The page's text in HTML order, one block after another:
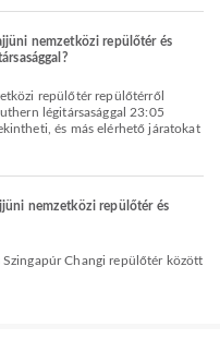
nemzetközi repülőtér és
légitársasággal 23:05
és más elérhető járatokat
nemzetközi repülőtér és